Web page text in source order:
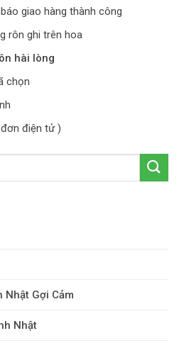
giao hàng thành công
rôn ghi trên hoa
hài lòng
chọn
điện tử )
Nhật Gợi Cảm
Nhật